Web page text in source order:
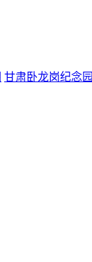
甘肃卧龙岗纪念园